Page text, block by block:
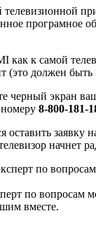
телевизионной
програмное
как к самой
(это должен
черный экран
8-800-181-
оставить заявку
начнет
по вопросам
вместе.